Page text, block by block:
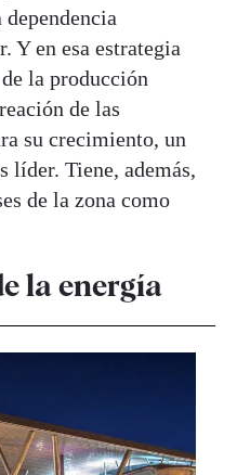
Y en esa estrategia
la producción
de las
su crecimiento, un
líder. Tiene, además,
de la zona como
la energía